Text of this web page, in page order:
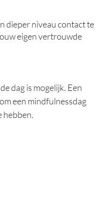
dieper niveau contact te
eigen vertrouwde
dag is mogelijk. Een
een mindfulnessdag
hebben.